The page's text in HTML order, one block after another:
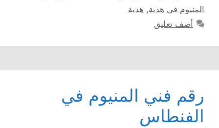
المنيوم في هدية, هدية
أضف تعليق
رقم فني المنيوم في
الفنطاس